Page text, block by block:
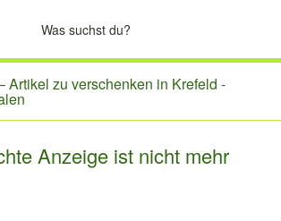
Artikel zu verschenken in Krefeld -
Anzeige ist nicht mehr